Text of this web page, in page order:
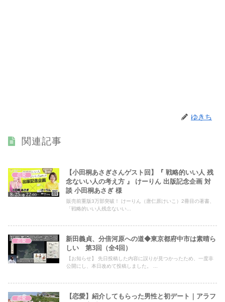
ゆきち
関連記事
恋愛
【小田桐あさぎさんゲスト回】『 戦略的いい人 残
念ないい人の考え方 』 けーりん 出版記念企画 対
談 小田桐あさぎ 様
販売前重版3万部突破！ けーりん（唐仁原けいこ）2冊目の著書、
「戦略的いい人残念ないい...
恋愛
新田義貞、分倍河原への道◆東京都府中市は素晴ら
しい 第3回（全4回）
【お知らせ】 先日投稿した内容に誤りが見つかったため、一度非
公開にし、本日改めて投稿しました。 ...
恋愛
【恋愛】紹介してもらった男性と初デート｜アラフ